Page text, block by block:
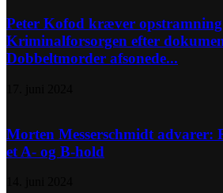
Peter Kofod kræver
Kriminalforsorgen efter
Dobbeltmorder afsonede...
Morten Messerschmidt advarer:
et A- og B-hold